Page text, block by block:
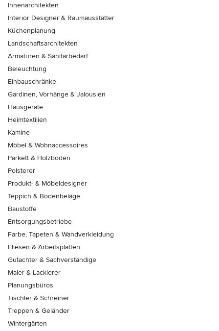
Innenarchitekten
Interior Designer & Raumausstatter
Küchenplanung
Landschaftsarchitekten
Armaturen & Sanitärbedarf
Beleuchtung
Einbauschränke
Gardinen, Vorhänge & Jalousien
Hausgeräte
Heimtextilien
Kamine
Möbel & Wohnaccessoires
Parkett & Holzböden
Polsterer
Produkt- & Möbeldesigner
Teppich & Bodenbeläge
Baustoffe
Entsorgungsbetriebe
Farbe, Tapeten & Wandverkleidung
Fliesen & Arbeitsplatten
Gutachter & Sachverständige
Maler & Lackierer
Planungsbüros
Tischler & Schreiner
Treppen & Geländer
Wintergärten